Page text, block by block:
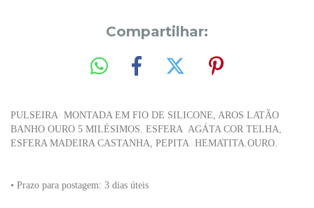
Compartilhar:
PULSEIRA MONTADA EM FIO DE SILICONE, AROS LATÃO
BANHO OURO 5 MILÉSIMOS. ESFERA AGÁTA COR TELHA,
ESFERA MADEIRA CASTANHA, PEPITA HEMATITA.OURO.
• Prazo para postagem: 3 dias úteis